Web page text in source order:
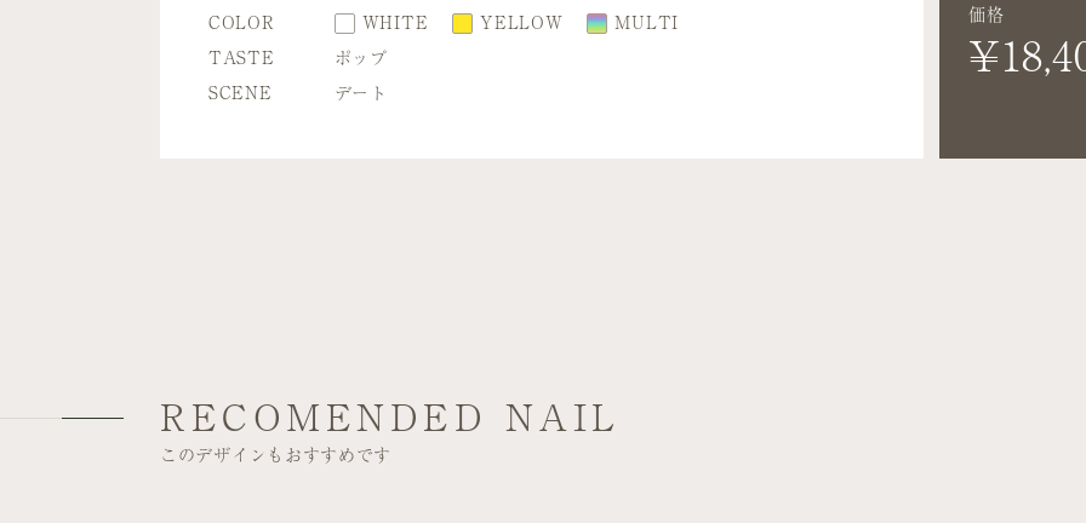
COLOR
WHITE YELLOW
MULTI
TASTE
ポップ
SCENE
デート
価格
RECOMENDED NAIL
このデザインもおすすめです